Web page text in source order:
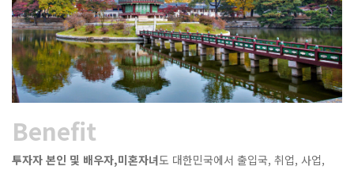
Benefit
투자자 본인 및 배우자,미혼자녀도 대한민국에서 출입국, 취업, 사업,